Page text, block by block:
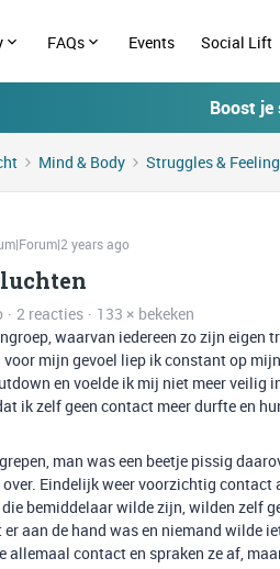
FAQs Events Social Lift
Boost
Mind & Body Struggles &
years ago
2 reacties
133 × bekeken
waarvan iedereen zo zijn eigen
mijn gevoel liep ik constant op
en voelde ik mij niet meer veilig
ik zelf geen contact meer durfte en
man was een beetje pissig
Eindelijk weer voorzichtig
bemiddelaar wilde zijn, wilden zelf
er aan de hand was en niemand wilde
allemaal contact en spraken ze af,